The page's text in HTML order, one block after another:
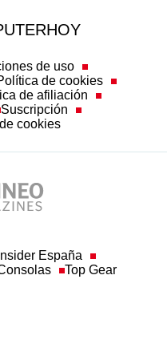
de uso
de cookies
de afiliación
Suscripción
cookies
España
Top Gear